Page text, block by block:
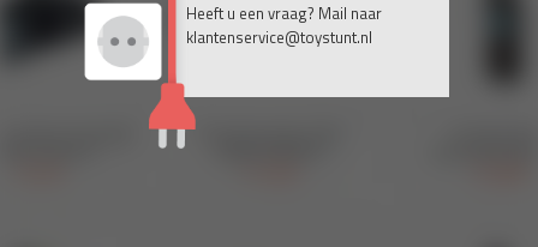
Heeft u een vraag? Mail naar
klantenservice@toystunt.nl